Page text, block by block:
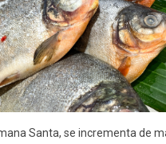
Santa, se incrementa de